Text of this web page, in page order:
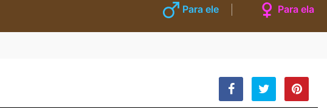
Para ele Para ela